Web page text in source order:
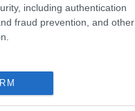
including authentication
fraud prevention, and other